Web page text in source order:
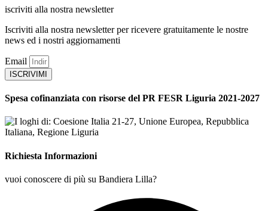
iscriviti alla nostra newsletter
Iscriviti alla nostra newsletter per ricevere gratuitamente le nostre
news ed i nostri aggiornamenti
Email
ISCRIVIMI
Spesa cofinanziata con risorse del PR FESR Liguria 2021-2027
Richiesta Informazioni
vuoi conoscere di più su Bandiera Lilla?